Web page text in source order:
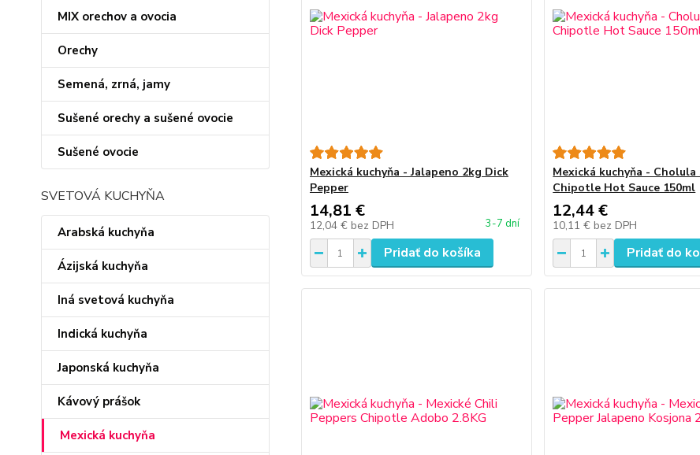
MIX orechov a ovocia
Orechy
Semená, zrná, jamy
Sušené orechy a sušené ovocie
Sušené ovocie
SVETOVÁ KUCHYŇA
Arabská kuchyňa
Ázijská kuchyňa
Iná svetová kuchyňa
Indická kuchyňa
Japonská kuchyňa
Kávový prášok
Mexická kuchyňa
Mexická kuchyňa - Jalapeno 2kg Dick
Pepper
14,81 €
12,04 € bez DPH 3-7 dní
Pridať do košíka
Mexická kuchyňa - Cholula
Chipotle Hot Sauce 150ml
12,44 €
10,11 € bez DPH
Pridať do